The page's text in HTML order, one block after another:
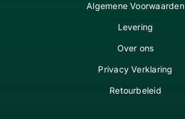
Algemene Voorwaarden
Levering
Over ons
Privacy Verklaring
Retourbeleid